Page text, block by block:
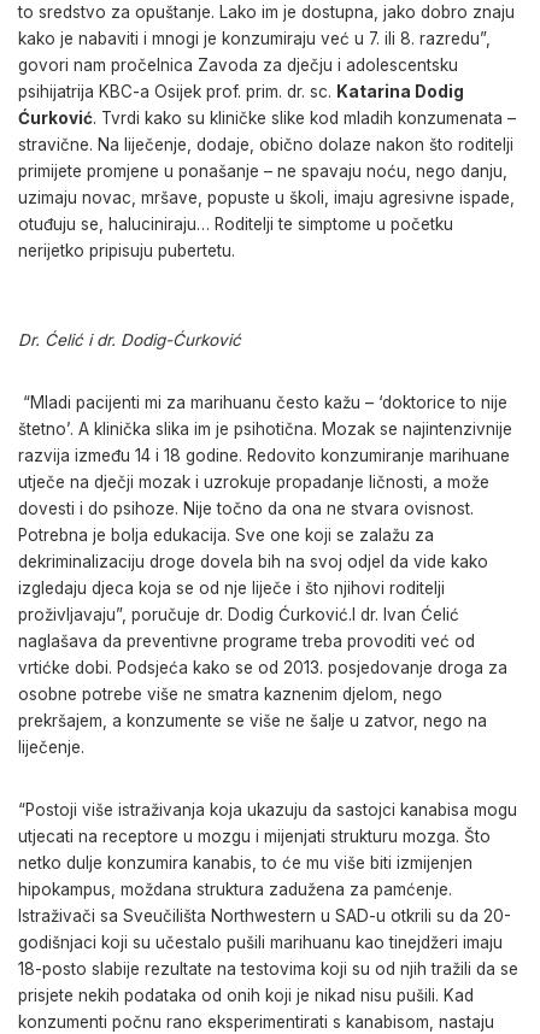
to sredstvo za opuštanje. Lako im je dostupna, jako dobro znaju
kako je nabaviti i mnogi je konzumiraju već u 7. ili 8. razredu”,
govori nam pročelnica Zavoda za dječju i adolescentsku
psihijatrija KBC-a Osijek prof. prim. dr. sc. Katarina Dodig
Ćurković. Tvrdi kako su kliničke slike kod mladih konzumenata –
stravične. Na liječenje, dodaje, obično dolaze nakon što roditelji
primijete promjene u ponašanje – ne spavaju noću, nego danju,
uzimaju novac, mršave, popuste u školi, imaju agresivne ispade,
otuđuju se, haluciniraju… Roditelji te simptome u početku
nerijetko pripisuju pubertetu.
Dr. Ćelić i dr. Dodig-Ćurković
“Mladi pacijenti mi za marihuanu često kažu – ‘doktorice to nije
štetno’. A klinička slika im je psihotična. Mozak se najintenzivnije
razvija između 14 i 18 godine. Redovito konzumiranje marihuane
utječe na dječji mozak i uzrokuje propadanje ličnosti, a može
dovesti i do psihoze. Nije točno da ona ne stvara ovisnost.
Potrebna je bolja edukacija. Sve one koji se zalažu za
dekriminalizaciju droge dovela bih na svoj odjel da vide kako
izgledaju djeca koja se od nje liječe i što njihovi roditelji
proživljavaju”, poručuje dr. Dodig Ćurković.I dr. Ivan Ćelić
naglašava da preventivne programe treba provoditi već od
vrtićke dobi. Podsjeća kako se od 2013. posjedovanje droga za
osobne potrebe više ne smatra kaznenim djelom, nego
prekršajem, a konzumente se više ne šalje u zatvor, nego na
liječenje.
“Postoji više istraživanja koja ukazuju da sastojci kanabisa mogu
utjecati na receptore u mozgu i mijenjati strukturu mozga. Što
netko dulje konzumira kanabis, to će mu više biti izmijenjen
hipokampus, moždana struktura zadužena za pamćenje.
Istraživači sa Sveučilišta Northwestern u SAD-u otkrili su da 20-
godišnjaci koji su učestalo pušili marihuanu kao tinejdžeri imaju
18-posto slabije rezultate na testovima koji su od njih tražili da se
prisjete nekih podataka od onih koji je nikad nisu pušili. Kad
konzumenti počnu rano eksperimentirati s kanabisom, nastaju